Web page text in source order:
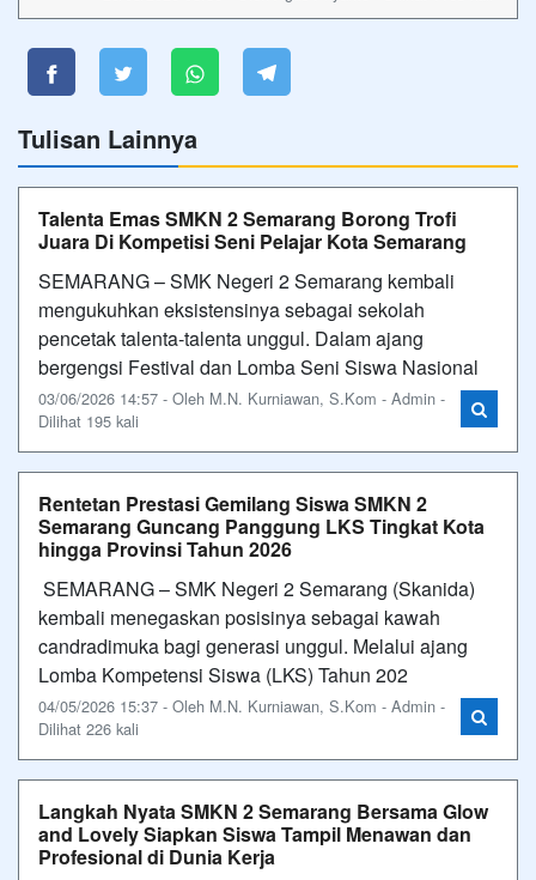
Tulisan Lainnya
Talenta Emas SMKN 2 Semarang Borong Trofi
Juara Di Kompetisi Seni Pelajar Kota Semarang
SEMARANG – SMK Negeri 2 Semarang kembali
mengukuhkan eksistensinya sebagai sekolah
pencetak talenta-talenta unggul. Dalam ajang
bergengsi Festival dan Lomba Seni Siswa Nasional
03/06/2026 14:57 - Oleh M.N. Kurniawan, S.Kom - Admin -
Dilihat 195 kali
Rentetan Prestasi Gemilang Siswa SMKN 2
Semarang Guncang Panggung LKS Tingkat Kota
hingga Provinsi Tahun 2026
SEMARANG – SMK Negeri 2 Semarang (Skanida)
kembali menegaskan posisinya sebagai kawah
candradimuka bagi generasi unggul. Melalui ajang
Lomba Kompetensi Siswa (LKS) Tahun 202
04/05/2026 15:37 - Oleh M.N. Kurniawan, S.Kom - Admin -
Dilihat 226 kali
Langkah Nyata SMKN 2 Semarang Bersama Glow
and Lovely Siapkan Siswa Tampil Menawan dan
Profesional di Dunia Kerja